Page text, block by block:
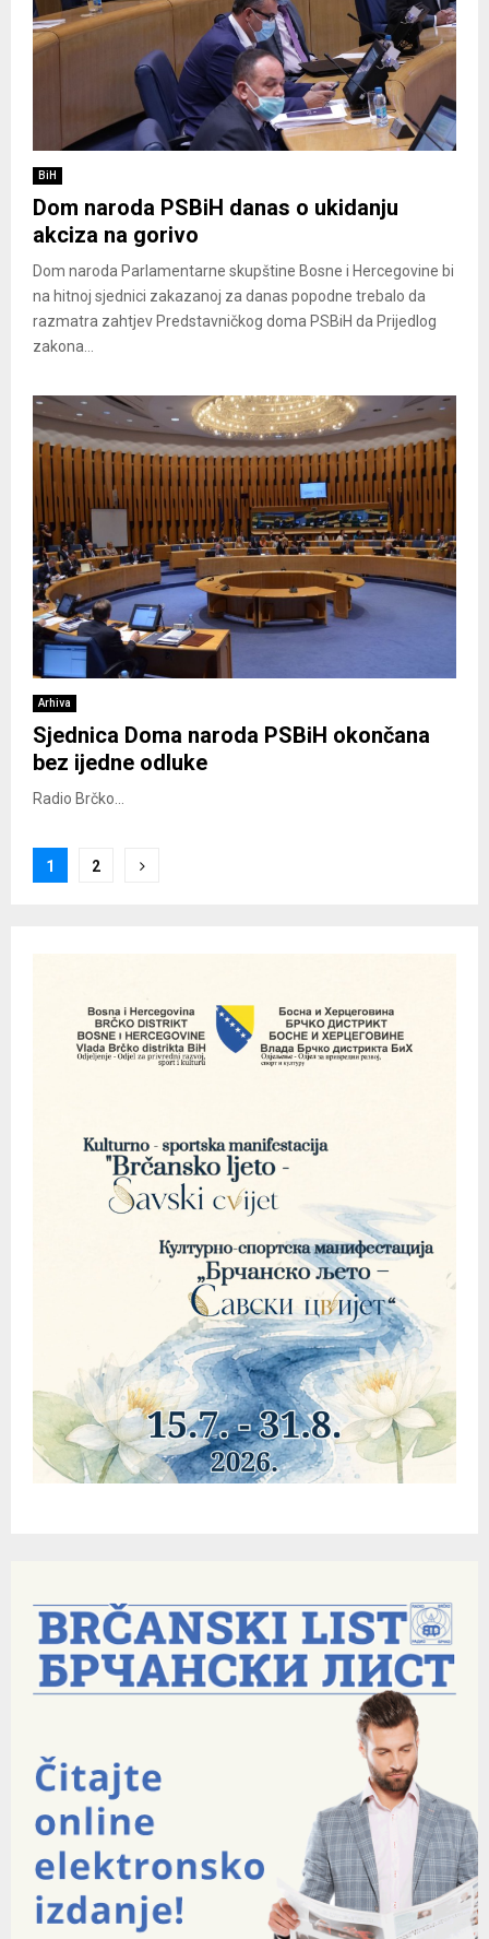
BiH
Dom naroda PSBiH danas o ukidanju
akciza na gorivo
Dom naroda Parlamentarne skupštine Bosne i Hercegovine bi
na hitnoj sjednici zakazanoj za danas popodne trebalo da
razmatra zahtjev Predstavničkog doma PSBiH da Prijedlog
zakona...
Arhiva
Sjednica Doma naroda PSBiH okončana
bez ijedne odluke
Radio Brčko...
Posts
1 2